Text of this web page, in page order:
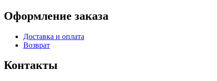
Оформление заказа
Доставка и оплата
Возврат
Контакты